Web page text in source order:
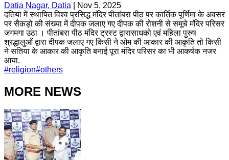
Datia Nagar, Datia
Nov 5, 2025
दतिया में स्थापित विश्व प्रसिद्ध मंदिर पीतांबरा पीठ पर कार्तिक पूर्णिमा के अवसर
पर सैकड़ो की संख्या में दीपक जलाए गए दीपक की रोशनी से समूचे मंदिर परिसर
जगमगा उठा । पीतांबरा पीठ मंदिर ट्रस्ट द्वारासाधको एवं महिला पुरुष
श्रद्धालुओं द्वारा दीपक जलाए गए किसी ने ओम की आकार की आकृति तो किसी
ने सतिया के आकार की आकृति बनाई पूरा मंदिर परिसर का भी आकर्षक नजर
आया.
#religion#others
MORE NEWS